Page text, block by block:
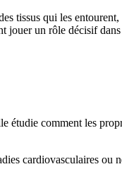
tissus qui les
jouer un rôle décisif
étudie comment les
cardiovasculaires ou